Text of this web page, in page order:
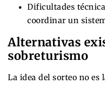
Dificultades
coordinar un
Alternativas
sobreturismo
La idea del sorteo no es